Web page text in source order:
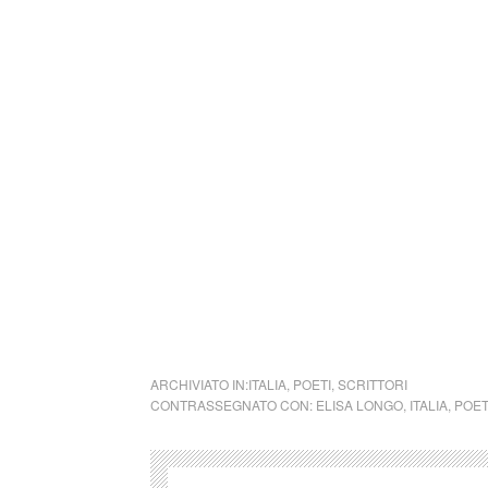
ARCHIVIATO IN:ITALIA POETI SCRITTORI
CONTRASSEGNATO CON: ELISA LONGO ITALIA